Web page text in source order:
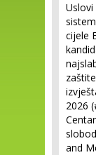
cijele
2026
and